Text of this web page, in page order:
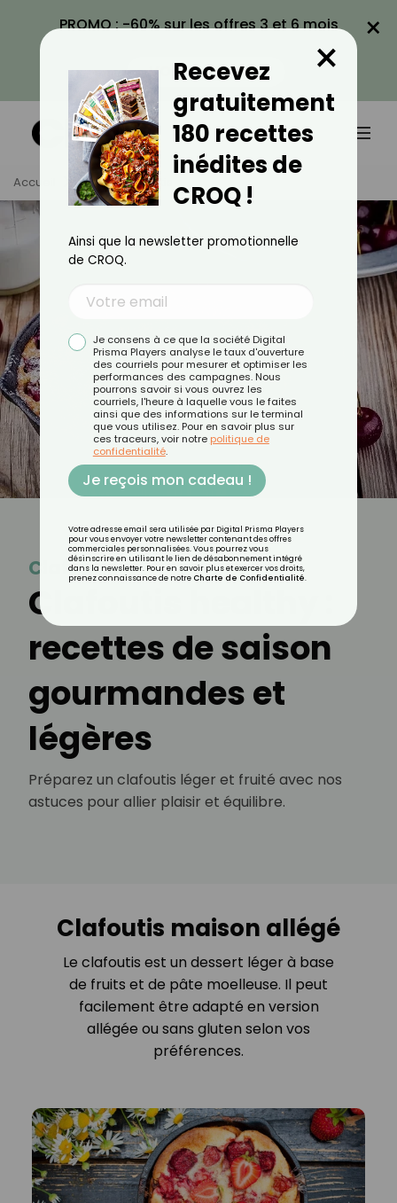
PROMO : -60% sur les offres 3 et 6 mois
VOIR LA PROMO
×
Accueil Tag Clafoutis
Clafoutis
Clafoutis healthy :
recettes de saison
gourmandes et
légères
Préparez un clafoutis léger et fruité avec nos
astuces pour allier plaisir et équilibre.
Clafoutis maison allégé
Le clafoutis est un dessert léger à base
de fruits et de pâte moelleuse. Il peut
facilement être adapté en version
allégée ou sans gluten selon vos
préférences.
Recevez
gratuitement
180 recettes
inédites de
CROQ !
×
Ainsi que la newsletter promotionnelle
de CROQ.
Je consens à ce que la société Digital
Prisma Players analyse le taux d'ouverture
des courriels pour mesurer et optimiser les
performances des campagnes. Nous
pourrons savoir si vous ouvrez les
courriels, l'heure à laquelle vous le faites
ainsi que des informations sur le terminal
que vous utilisez. Pour en savoir plus sur
ces traceurs, voir notre politique de
confidentialité.
Je reçois mon cadeau !
Votre adresse email sera utilisée par Digital Prisma Players
pour vous envoyer votre newsletter contenant des offres
commerciales personnalisées. Vous pourrez vous
désinscrire en utilisant le lien de désabonnement intégré
dans la newsletter. Pour en savoir plus et exercer vos droits,
prenez connaissance de notre Charte de Confidentialité.